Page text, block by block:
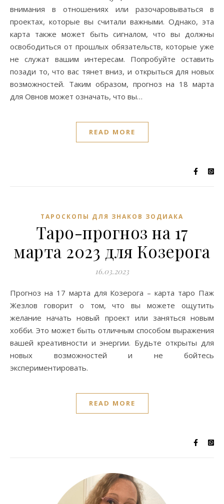
внимания в отношениях или разочаровываться в
проектах, которые вы считали важными. Однако, эта
карта также может быть сигналом, что вы должны
освободиться от прошлых обязательств, которые уже
не служат вашим интересам. Попробуйте оставить
позади то, что вас тянет вниз, и открыться для новых
возможностей. Таким образом, прогноз на 18 марта
для Овнов может означать, что вы…
READ MORE
ТАРОСКОПЫ ДЛЯ ЗНАКОВ ЗОДИАКА
Таро-прогноз на 17
марта 2023 для Козерога
16.03.2023
Прогноз на 17 марта для Козерога – карта таро Паж
Жезлов говорит о том, что вы можете ощутить
желание начать новый проект или заняться новым
хобби. Это может быть отличным способом выражения
вашей креативности и энергии. Будьте открыты для
новых возможностей и не бойтесь
экспериментировать.
READ MORE